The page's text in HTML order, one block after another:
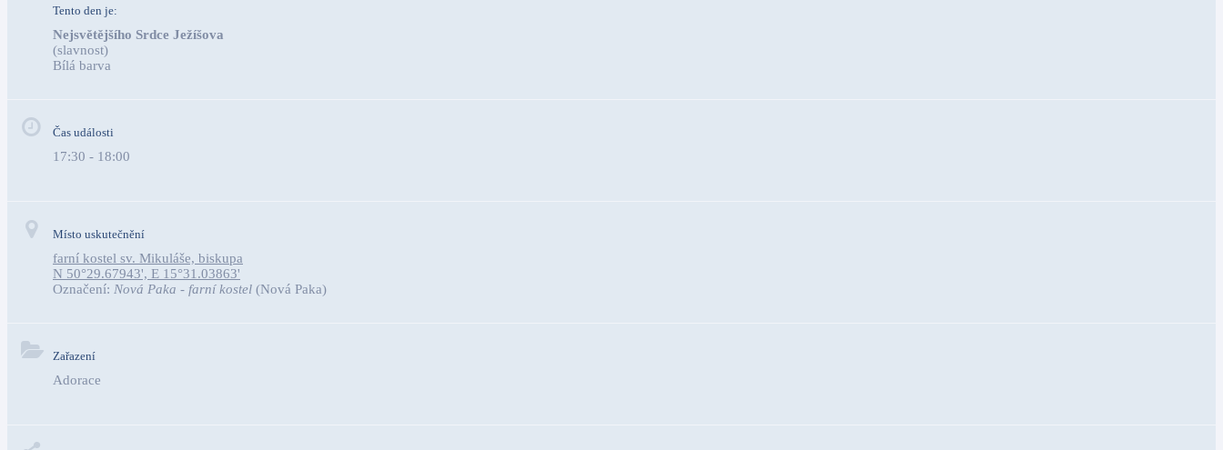
Tento den je:
Nejsvětějšího Srdce Ježíšova
(slavnost)
Bílá barva
Čas události
17:30 - 18:00
Místo uskutečnění
farní kostel sv. Mikuláše, biskupa
N 50°29.67943', E 15°31.03863'
Označení: Nová Paka - farní kostel (Nová Paka)
Zařazení
Adorace